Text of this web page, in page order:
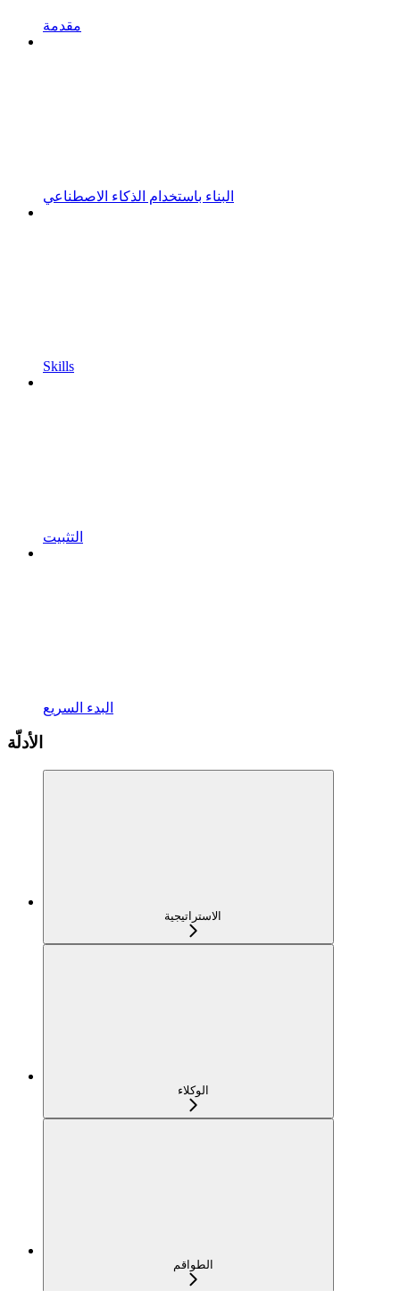
مقدمة
البناء باستخدام الذكاء الاصطناعي
Skills
التثبيت
البدء السريع
الأدلّة
الاستراتيجية
الوكلاء
الطواقم